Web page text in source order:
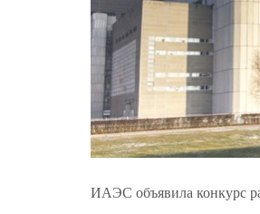
ИАЭС объявила конкурс